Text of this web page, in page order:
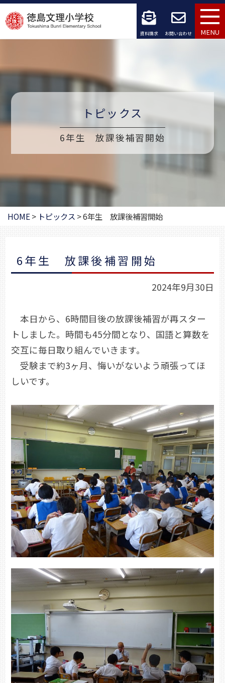
コ
ン
ン
ス
資料請求 お問い合わせ MENU
トピックス
6年生 放課後補習開始
HOME> トピックス >6年生 放課後補習開始
6年生 放課後補習開始
2024年9月30日
本日から、6時間目後の放課後補習が再スター
トしました。時間も45分間となり、国語と算数を
交互に毎日取り組んでいきます。
受験まで約3ヶ月、悔いがないよう頑張ってほ
しいです。